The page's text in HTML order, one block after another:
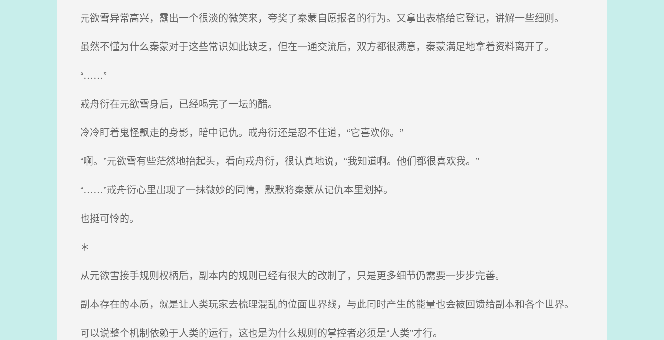
元欲雪异常高兴，露出一个很淡的微笑来，夸奖了秦蒙自愿报名的行为。又拿出表格给它登记，讲解一些细则。
虽然不懂为什么秦蒙对于这些常识如此缺乏，但在一通交流后，双方都很满意，秦蒙满足地拿着资料离开了。
“……”
戒舟衍在元欲雪身后，已经喝完了一坛的醋。
冷冷盯着鬼怪飘走的身影，暗中记仇。戒舟衍还是忍不住道，“它喜欢你。”
“啊。”元欲雪有些茫然地抬起头，看向戒舟衍，很认真地说，“我知道啊。他们都很喜欢我。”
“……”戒舟衍心里出现了一抹微妙的同情，默默将秦蒙从记仇本里划掉。
也挺可怜的。
＊
从元欲雪接手规则权柄后，副本内的规则已经有很大的改制了，只是更多细节仍需要一步步完善。
副本存在的本质，就是让人类玩家去梳理混乱的位面世界线，与此同时产生的能量也会被回馈给副本和各个世界。
可以说整个机制依赖于人类的运行，这也是为什么规则的掌控者必须是“人类”才行。